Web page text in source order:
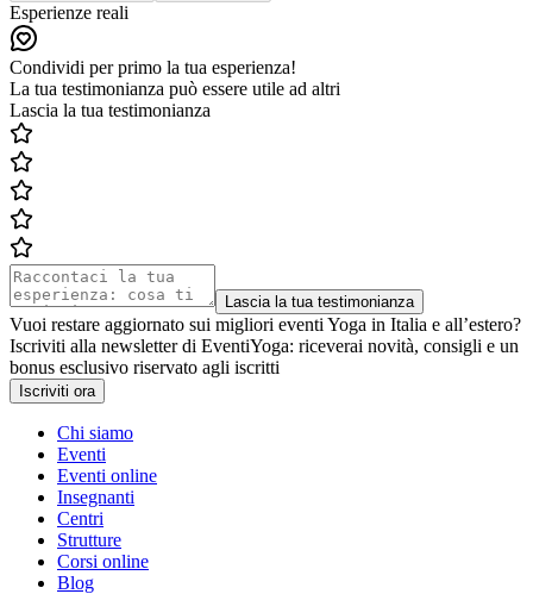
Esperienze reali
Condividi per primo la tua esperienza!
La tua testimonianza può essere utile ad altri
Lascia la tua testimonianza
Lascia la tua testimonianza
Vuoi restare aggiornato sui migliori eventi Yoga in Italia e all’estero?
Iscriviti alla newsletter di EventiYoga: riceverai novità, consigli e un
bonus esclusivo riservato agli iscritti
Iscriviti ora
Chi siamo
Eventi
Eventi online
Insegnanti
Centri
Strutture
Corsi online
Blog